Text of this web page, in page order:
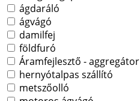
ágdaráló
ágvágó
damilfej
földfuró
Áramfejlesztő - aggregátor
hernyótalpas szállító
metszőolló